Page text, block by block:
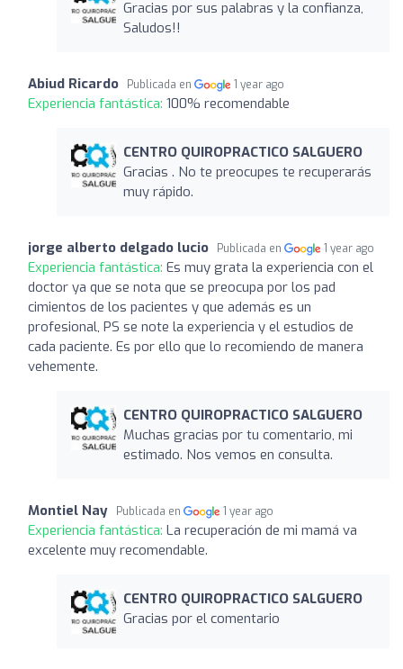
Gracias por sus palabras y la confianza,
Saludos!!
Abiud Ricardo Publicada en 1 year ago
Experiencia fantástica: 100% recomendable
CENTRO QUIROPRACTICO SALGUERO
Gracias . No te preocupes te recuperarás
muy rápido.
jorge alberto delgado lucio Publicada en 1 year ago
Experiencia fantástica: Es muy grata la experiencia con el
doctor ya que se nota que se preocupa por los pad
cimientos de los pacientes y que además es un
profesional, PS se note la experiencia y el estudios de
cada paciente. Es por ello que lo recomiendo de manera
vehemente.
CENTRO QUIROPRACTICO SALGUERO
Muchas gracias por tu comentario, mi
estimado. Nos vemos en consulta.
Montiel Nay Publicada en 1 year ago
Experiencia fantástica: La recuperación de mi mamá va
excelente muy recomendable.
CENTRO QUIROPRACTICO SALGUERO
Gracias por el comentario